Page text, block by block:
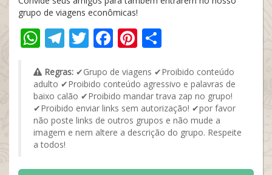
grupo de viagens econômicas!
WhatsApp
Telegram
Twitter
Facebook
Pinterest
Regras: ✔Grupo de viagens ✔Proibido conteúdo
adulto ✔Proibido conteúdo agressivo e palavras de
baixo calão ✔Proibido mandar trava zap no grupo!
✔Proibido enviar links sem autorização! ✔por favor
não poste links de outros grupos e não mude a
imagem e nem altere a descrição do grupo. Respeite
a todos!